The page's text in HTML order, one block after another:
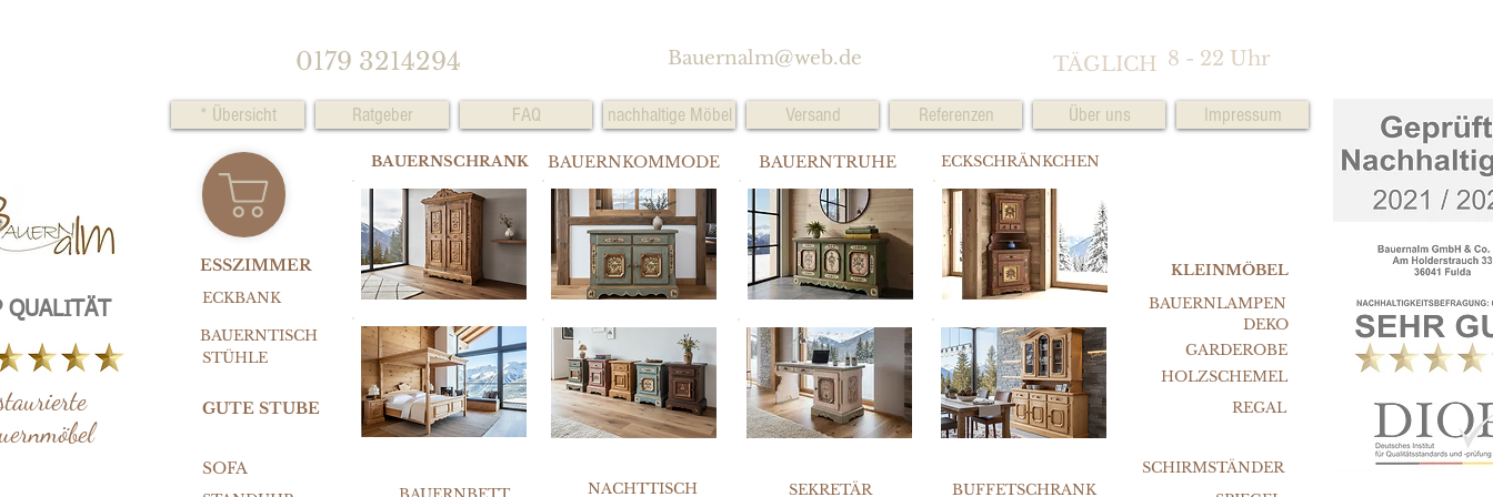
0179 3214294 Bauernalm@web.de TÄGLICH 8 - 22 Uhr
QUALITÄT
* Übersicht Ratgeber FAQ nachhaltige Möbel Versand Referenzen Über uns Impressum
ESSZIMMER
ECKBANK
BAUERNTISCH
STÜHLE
GUTE STUBE
BAUERNSCHRANK BAUERNKOMMODE BAUERNTRUHE ECKSCHRÄNKCHEN
KLEINMÖBEL
BAUERNLAMPEN
DEKO
GARDEROBE
HOLZSCHEMEL
REGAL
SOFA
NACHTTISCH SEKRETÄR BUFFETSCHRANK
SCHIRMSTÄNDER